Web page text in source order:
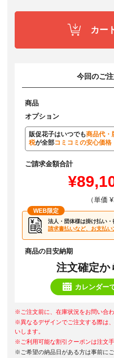
カー
今回のご
商品
オプション
販促花子はいつでも商品代・
税が全部コミコミの安心価格
ご請求金額合計
（単価
WEB限定
法人・団体様は掛け払い
請求書払いなど、お支払い
商品の目安納期
注文確定か
カレンダー
※ご注文前に、在庫状況をお問い合わ
※異なるデザインでご注文する際は
いします。
※ご利用可能な割引クーポンは注文
※ご希望の納品日がある方は事前にご